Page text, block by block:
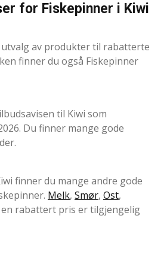
for Fiskepinner i Kiwi
av produkter til rabatterte
finner du også Fiskepinner
til Kiwi som
Du finner mange gode
finner du mange andre gode
Melk, Smør, Ost,
rabattert pris er tilgjengelig